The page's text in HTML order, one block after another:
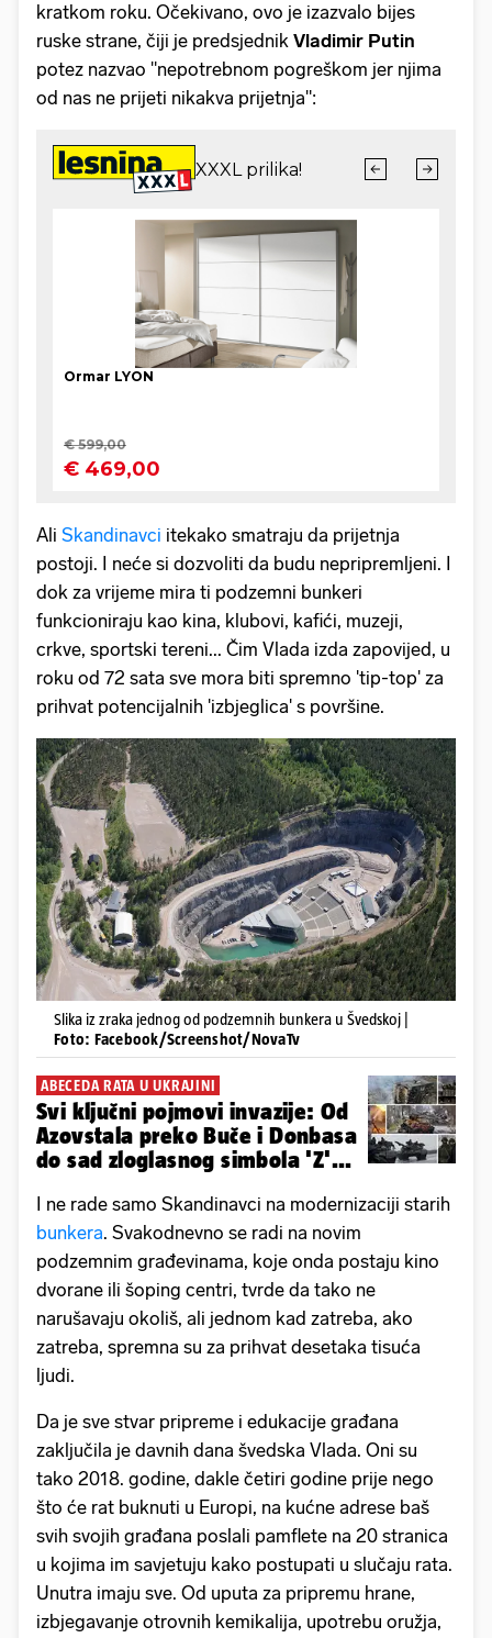
kratkom roku. Očekivano, ovo je izazvalo bijes
ruske strane, čiji je predsjednik Vladimir Putin
potez nazvao "nepotrebnom pogreškom jer njima
od nas ne prijeti nikakva prijetnja":
Ali Skandinavci itekako smatraju da prijetnja
postoji. I neće si dozvoliti da budu nepripremljeni. I
dok za vrijeme mira ti podzemni bunkeri
funkcioniraju kao kina, klubovi, kafići, muzeji,
crkve, sportski tereni... Čim Vlada izda zapovijed, u
roku od 72 sata sve mora biti spremno 'tip-top' za
prihvat potencijalnih 'izbjeglica' s površine.
Slika iz zraka jednog od podzemnih bunkera u Švedskoj |
Foto: Facebook/Screenshot/NovaTv
ABECEDA RATA U UKRAJINI
Svi ključni pojmovi invazije: Od
Azovstala preko Buče i Donbasa
do sad zloglasnog simbola 'Z'...
I ne rade samo Skandinavci na modernizaciji starih
bunkera. Svakodnevno se radi na novim
podzemnim građevinama, koje onda postaju kino
dvorane ili šoping centri, tvrde da tako ne
narušavaju okoliš, ali jednom kad zatreba, ako
zatreba, spremna su za prihvat desetaka tisuća
ljudi.
Da je sve stvar pripreme i edukacije građana
zaključila je davnih dana švedska Vlada. Oni su
tako 2018. godine, dakle četiri godine prije nego
što će rat buknuti u Europi, na kućne adrese baš
svih svojih građana poslali pamflete na 20 stranica
u kojima im savjetuju kako postupati u slučaju rata.
Unutra imaju sve. Od uputa za pripremu hrane,
izbjegavanje otrovnih kemikalija, upotrebu oružja,